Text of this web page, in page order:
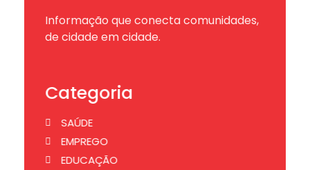
Informação que conecta comunidades,
de cidade em cidade.
Categoria
SAÚDE
EMPREGO
EDUCAÇÃO